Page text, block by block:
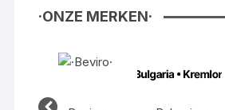
·ONZE MERKEN·